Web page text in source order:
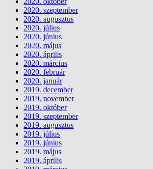
2020. szeptember
2020. augusztus
2020. július
2020. június
2020. május
2020. április
2020. március
2020. február
2020. január
2019. december
2019. november
2019. október
2019. szeptember
2019. augusztus
2019. július
2019. június
2019. május
2019. április